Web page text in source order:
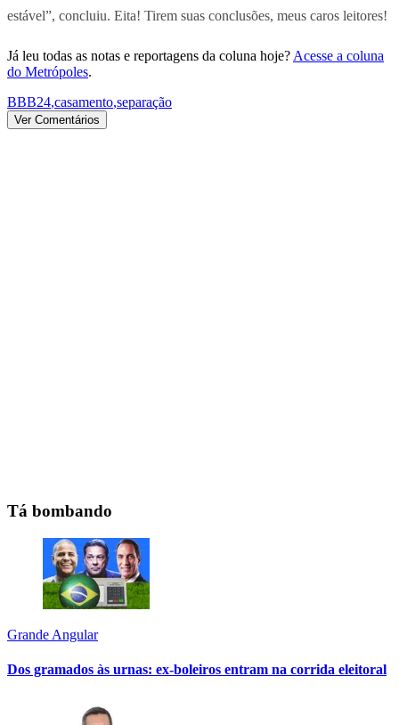
estável”, concluiu. Eita! Tirem suas conclusões, meus caros leitores!
Já leu todas as notas e reportagens da coluna hoje? Acesse a coluna
do Metrópoles.
BBB24,casamento,separação
Ver Comentários
Tá bombando
Grande Angular
Dos gramados às urnas: ex-boleiros entram na corrida eleitoral